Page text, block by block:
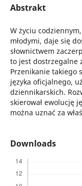
Abstrakt
W życiu
młodymi, daje się
słownictwem
to jest dostrzegalne
Przenikanie takiego
języka oficjalnego,
dziennikarskich.
skierował ewolucję
można uznać za
Downloads